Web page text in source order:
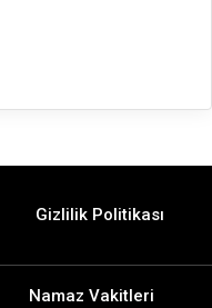
Gizlilik Politikası
Namaz Vakitleri